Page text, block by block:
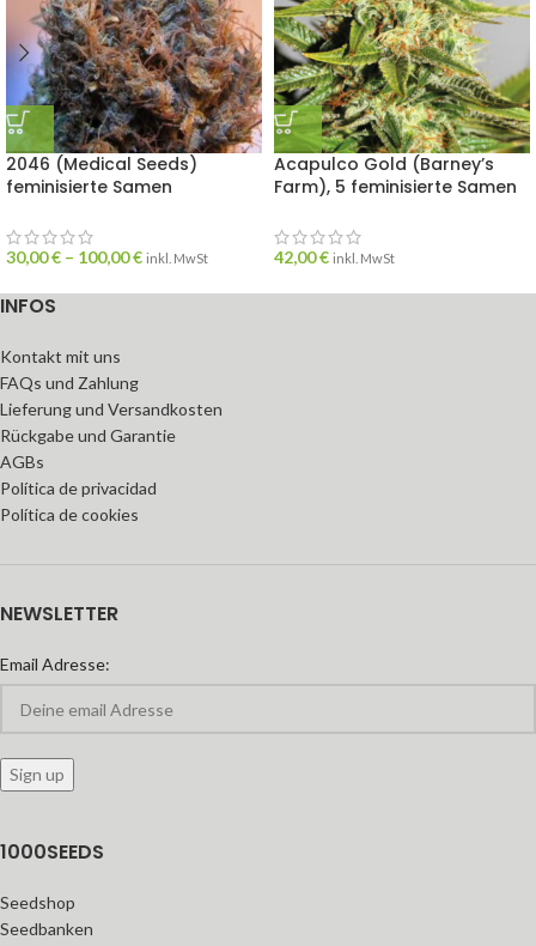
2046 (Medical Seeds)
feminisierte Samen
30,00€ – 100,00€ inkl. MwSt
Acapulco Gold (Barney’s
Farm), 5 feminisierte Samen
42,00€ inkl. MwSt
INFOS
Kontakt mit uns
FAQs und Zahlung
Lieferung und Versandkosten
Rückgabe und Garantie
AGBs
Política de privacidad
Política de cookies
NEWSLETTER
Email Adresse:
1000SEEDS
Seedshop
Seedbanken